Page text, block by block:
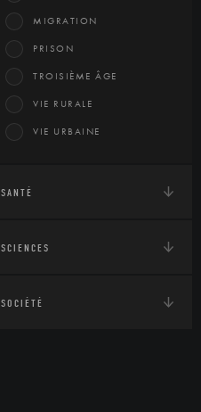
MIGRATION
PRISON
TROISIÈME ÂGE
VIE RURALE
VIE URBAINE
SANTÉ
SCIENCES
SOCIÉTÉ